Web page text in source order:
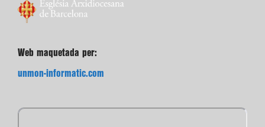
Web maquetada per:
unmon-informatic.com